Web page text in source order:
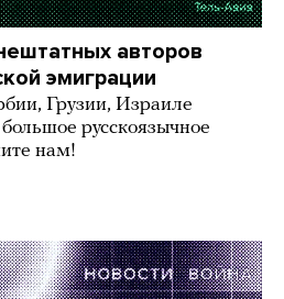
авторов
эмиграции
Грузии, Израиле
русскоязычное
нам!